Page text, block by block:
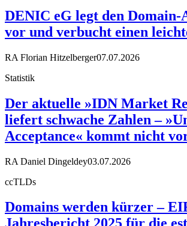
DENIC eG legt den Domain-
vor und verbucht einen
RA Florian Hitzelberger07.07.2026
Statistik
Der aktuelle »IDN Market
liefert schwache Zahlen –
Acceptance« kommt nicht
RA Daniel Dingeldey03.07.2026
ccTLDs
Domains werden kürzer –